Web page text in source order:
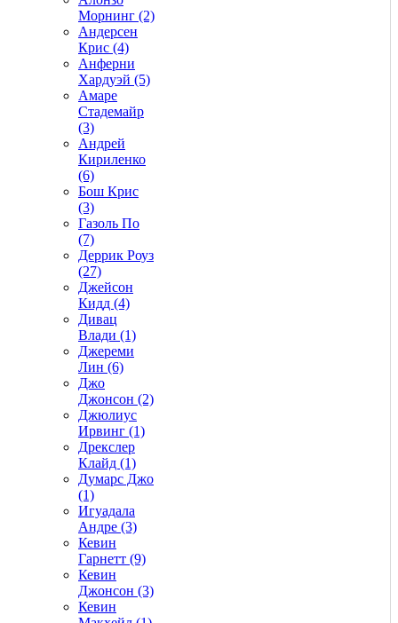
Морнинг (2)
Андерсен
Крис (4)
Анферни
Xардуэй (5)
Амаре
Стадемайр
(3)
Андрей
Кириленко
(6)
Бош Крис
(3)
Газоль По
(7)
Деррик Роуз
(27)
Джейсон
Кидд (4)
Дивац
Влади (1)
Джереми
Лин (6)
Джо
Джонсон (2)
Джюлиус
Ирвинг (1)
Дрекслер
Клайд (1)
Думарс Джо
(1)
Игуадала
Андре (3)
Кевин
Гарнетт (9)
Кевин
Джонсон (3)
Кевин